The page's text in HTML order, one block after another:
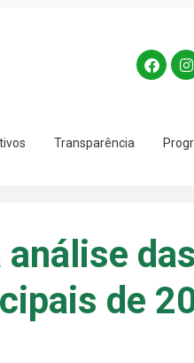
Transparência
análise
de